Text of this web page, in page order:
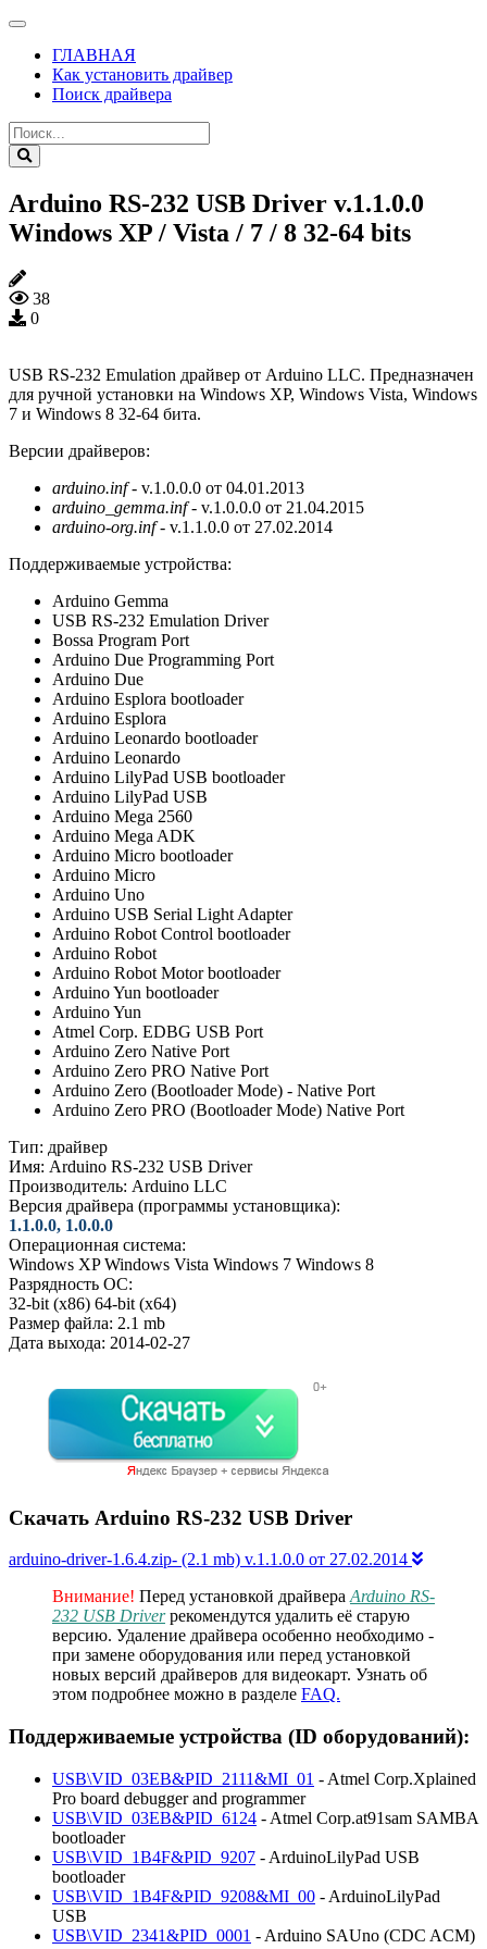
ГЛАВНАЯ
Как установить драйвер
Поиск драйвера
Arduino RS-232 USB Driver v.1.1.0.0
Windows XP / Vista / 7 / 8 32-64 bits
38
0
USB RS-232 Emulation драйвер от Arduino LLC. Предназначен
для ручной установки на Windows XP, Windows Vista, Windows
7 и Windows 8 32-64 бита.
Версии драйверов:
arduino.inf- v.1.0.0.0 от 04.01.2013
arduino_gemma.inf- v.1.0.0.0 от 21.04.2015
arduino-org.inf- v.1.1.0.0 от 27.02.2014
Поддерживаемые устройства:
Arduino Gemma
USB RS-232 Emulation Driver
Bossa Program Port
Arduino Due Programming Port
Arduino Due
Arduino Esplora bootloader
Arduino Esplora
Arduino Leonardo bootloader
Arduino Leonardo
Arduino LilyPad USB bootloader
Arduino LilyPad USB
Arduino Mega 2560
Arduino Mega ADK
Arduino Micro bootloader
Arduino Micro
Arduino Uno
Arduino USB Serial Light Adapter
Arduino Robot Control bootloader
Arduino Robot
Arduino Robot Motor bootloader
Arduino Yun bootloader
Arduino Yun
Atmel Corp. EDBG USB Port
Arduino Zero Native Port
Arduino Zero PRO Native Port
Arduino Zero (Bootloader Mode) - Native Port
Arduino Zero PRO (Bootloader Mode) Native Port
Тип: драйвер
Имя: Arduino RS-232 USB Driver
Производитель: Arduino LLC
Версия драйвера (программы установщика):
1.1.0.0, 1.0.0.0
Операционная система:
Windows XP Windows Vista Windows 7 Windows 8
Разрядность ОС:
32-bit (x86) 64-bit (x64)
Размер файла: 2.1 mb
Дата выхода: 2014-02-27
Скачать Arduino RS-232 USB Driver
arduino-driver-1.6.4.zip- (2.1 mb) v.1.1.0.0 от 27.02.2014
Внимание! Перед установкой драйвера Arduino RS-
232 USB Driverрекомендутся удалить её старую
версию. Удаление драйвера особенно необходимо -
при замене оборудования или перед установкой
новых версий драйверов для видеокарт. Узнать об
этом подробнее можно в разделе FAQ.
Поддерживаемые устройства (ID оборудований):
USB\VID_03EB&PID_2111&MI_01 - Atmel Corp.Xplained
Pro board debugger and programmer
USB\VID_03EB&PID_6124 - Atmel Corp.at91sam SAMBA
bootloader
USB\VID_1B4F&PID_9207 - ArduinoLilyPad USB
bootloader
USB\VID_1B4F&PID_9208&MI_00 - ArduinoLilyPad
USB
USB\VID_2341&PID_0001 - Arduino SAUno (CDC ACM)